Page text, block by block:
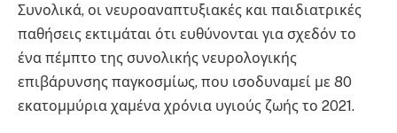
Συνολικά, οι νευροαναπτυξιακές και παιδιατρικές
παθήσεις εκτιμάται ότι ευθύνονται για σχεδόν το
ένα πέμπτο της συνολικής νευρολογικής
επιβάρυνσης παγκοσμίως, που ισοδυναμεί με 80
εκατομμύρια χαμένα χρόνια υγιούς ζωής το 2021.